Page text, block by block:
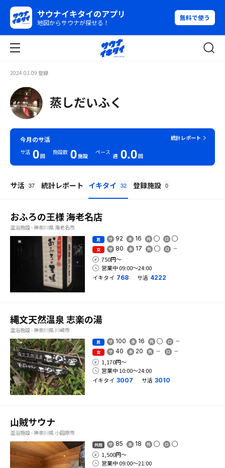
サウナイキタイのアプリ
地図からサウナが探せる！
無料で使う
2024.03.09 登録
蒸しだいふく
統計レポート
今月のサ活
サ活 0回
施設数 0施設
ペース
週 0.0回
サ活 37 統計レポート イキタイ 32 登録施設 0
おふろの王様 海老名店
温浴施設 - 神奈川県 海老名市
男 92 16
女 80 17
750円〜
営業中 09:00〜24:00
イキタイ 768 サ活 4222
縄文天然温泉 志楽の湯
温浴施設 - 神奈川県 川崎市
男 100 16
女 40 20
1,170円〜
営業中 10:00〜24:00
イキタイ 3007 サ活 3010
山賊サウナ
温浴施設 - 神奈川県 小田原市
共用 85 18
1,500円〜
営業中 09:00〜21:00